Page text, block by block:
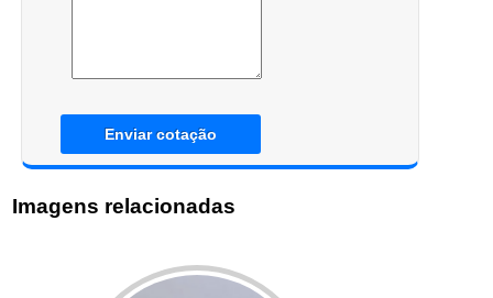
Enviar cotação
Imagens relacionadas